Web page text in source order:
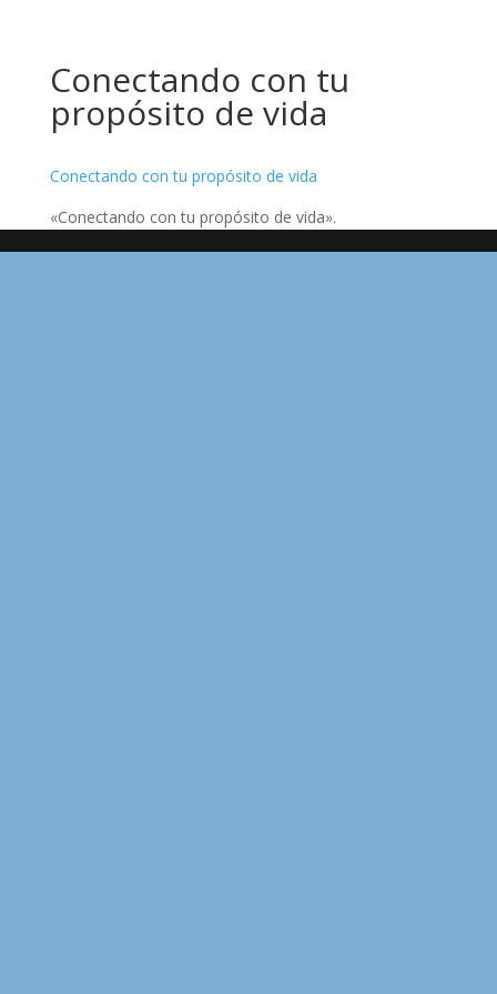
Conectando con tu
propósito de vida
Conectando con tu propósito de vida
«Conectando con tu propósito de vida».